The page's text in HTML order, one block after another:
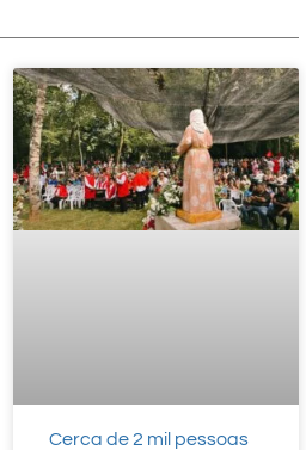
Cerca de 2 mil pessoas